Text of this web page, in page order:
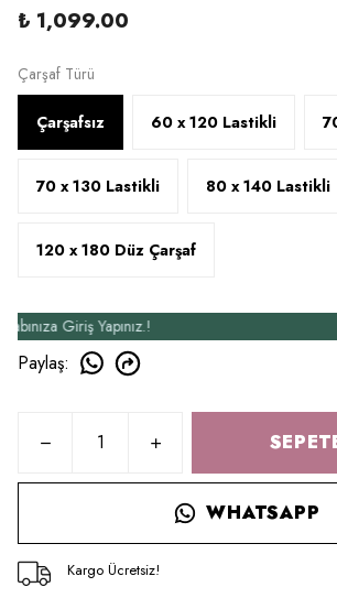
₺ 1,099.00
Çarşaf Türü
Çarşafsız 60 x 120 Lastikli
70 x 130 Lastikli 80 x 140 Lastikli
120 x 180 Düz Çarşaf
Giriş Yapınız.!
Paylaş:
WHATSAPP
Kargo Ücretsiz!